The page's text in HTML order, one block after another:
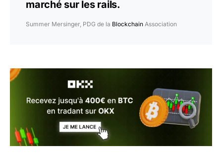
marché sur les rails.
Summer Mersinger, PDG de la Blockchain Association